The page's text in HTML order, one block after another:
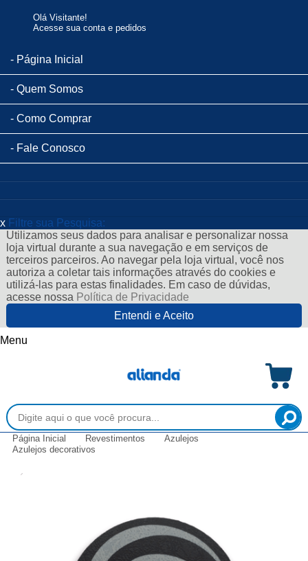
Olá Visitante!
Acesse sua conta e pedidos
Página Inicial
Quem Somos
Como Comprar
Fale Conosco
x Filtre sua Pesquisa:
Utilizamos seus dados para analisar e personalizar nossa
loja virtual durante a sua navegação e em serviços de
terceiros parceiros. Ao navegar pela loja virtual, você nos
autoriza a coletar tais informações através do cookies e
utilizá-las para estas finalidades. Em caso de dúvidas,
acesse nossa Política de Privacidade
Entendi e Aceito
Menu
Página Inicial Revestimentos
Azulejos
Azulejos decorativos